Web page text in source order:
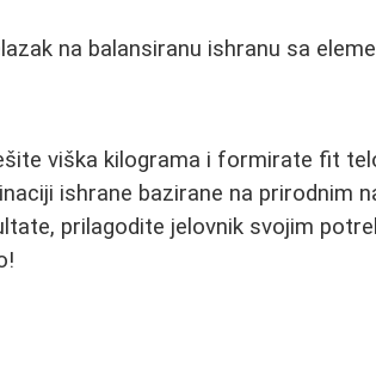
na balansiranu ishranu sa
viška kilograma i formirate fit
ishrane bazirane na prirodnim
prilagodite jelovnik svojim